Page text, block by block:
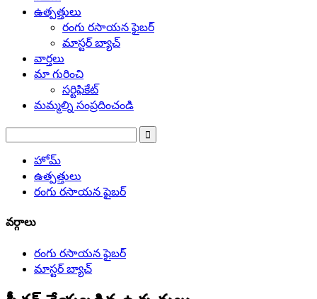
ఉత్పత్తులు
రంగు రసాయన ఫైబర్
మాస్టర్ బ్యాచ్
వార్తలు
మా గురించి
సర్టిఫికేట్
మమ్మల్ని సంప్రదించండి
హోమ్
ఉత్పత్తులు
రంగు రసాయన ఫైబర్
వర్గాలు
రంగు రసాయన ఫైబర్
మాస్టర్ బ్యాచ్